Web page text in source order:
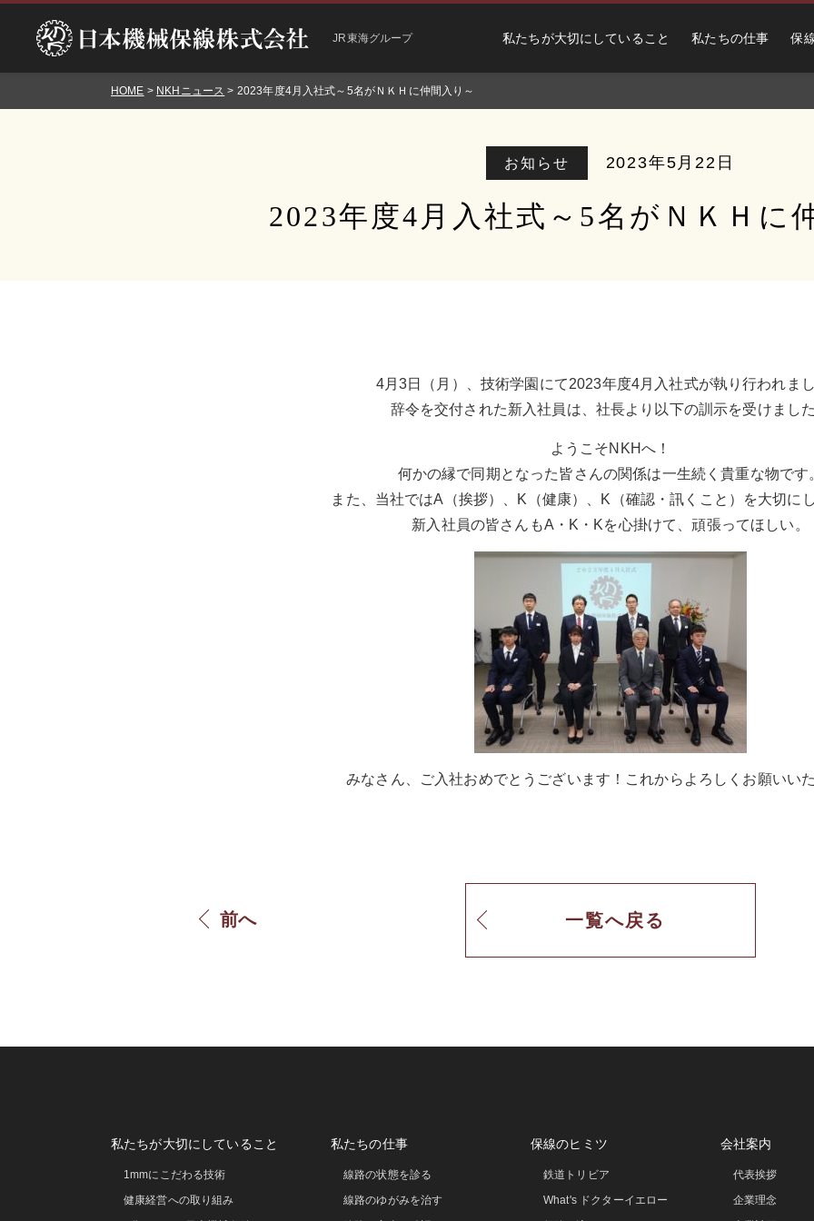
JR東海グループ 私たちが大切にしていること 私たちの仕事 保
HOME > NKHニュース > 2023年度4月入社式～5名がＮＫＨに仲間入り～
お知らせ 2023年5月22日
2023年度4月入社式～5名がＮＫＨに
4月3日（月）、技術学園にて2023年度4月入社式が執り行われまし
辞令を交付された新入社員は、社長より以下の訓示を受けました
ようこそNKHへ！
何かの縁で同期となった皆さんの関係は一生続く貴重な物です
また、当社ではA（挨拶）、K（健康）、K（確認・訊くこと）を大切に
新入社員の皆さんもA・K・Kを心掛けて、頑張ってほしい。
みなさん、ご入社おめでとうございます！これからよろしくお願いい
前へ 一覧へ戻る
私たちが大切にしていること
1mmにこだわる技術
健康経営への取り組み
私たちの仕事
線路の状態を診る
線路のゆがみを治す
保線のヒミツ
鉄道トリビア
What's ドクターイエロー
会社案内
代表挨拶
企業理念